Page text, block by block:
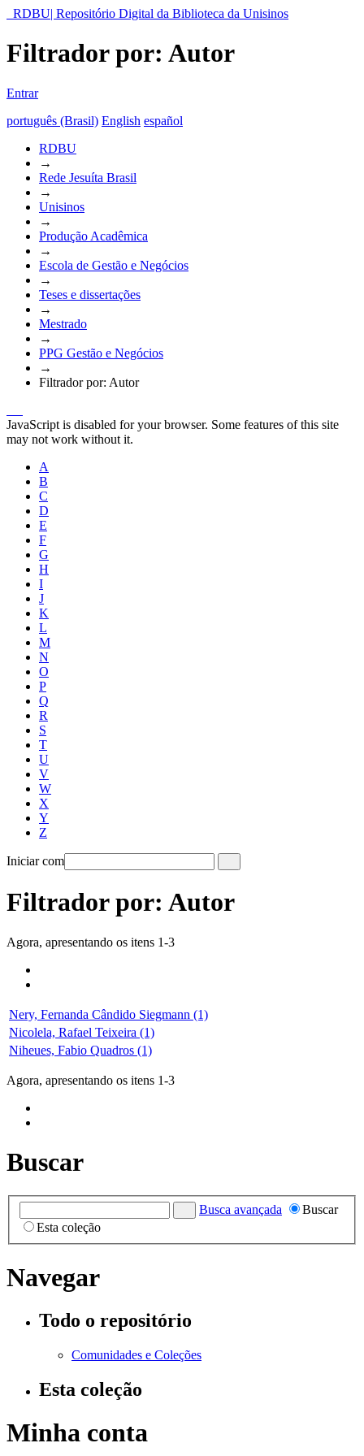
RDBU| Repositório Digital da Biblioteca da Unisinos
Filtrador por: Autor
Entrar
português (Brasil) English español
RDBU
→
Rede Jesuíta Brasil
→
Unisinos
→
Produção Acadêmica
→
Escola de Gestão e Negócios
→
Teses e dissertações
→
Mestrado
→
PPG Gestão e Negócios
→
Filtrador por: Autor
JavaScript is disabled for your browser. Some features of this site
may not work without it.
A
B
C
D
E
F
G
H
I
J
K
L
M
N
O
P
Q
R
S
T
U
V
W
X
Y
Z
Iniciar com
Filtrador por: Autor
Agora, apresentando os itens 1-3
Nery, Fernanda Cândido Siegmann (1)
Nicolela, Rafael Teixeira (1)
Niheues, Fabio Quadros (1)
Agora, apresentando os itens 1-3
Buscar
Busca avançada
Buscar
Esta coleção
Navegar
Todo o repositório
Comunidades e Coleções
Esta coleção
Minha conta